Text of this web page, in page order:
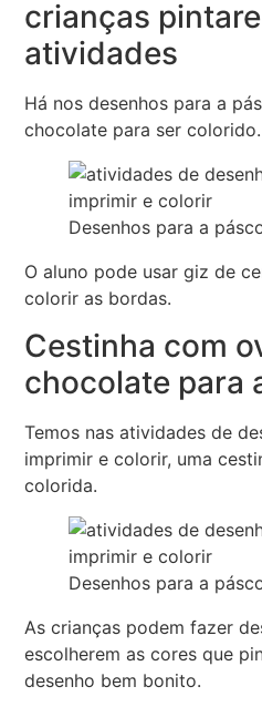
crianças
atividades
Há nos desenhos para a
chocolate para ser colorido.
Desenhos para a
O aluno pode usar giz de
colorir as bordas.
Cestinha com
chocolate para
Temos nas atividades de
imprimir e colorir, uma
colorida.
Desenhos para a
As crianças podem fazer
escolherem as cores que
desenho bem bonito.